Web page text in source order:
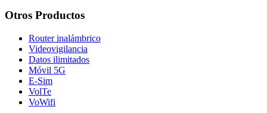
Otros Productos
Router inalámbrico
Videovigilancia
Datos ilimitados
Móvil 5G
E-Sim
VolTe
VoWifi